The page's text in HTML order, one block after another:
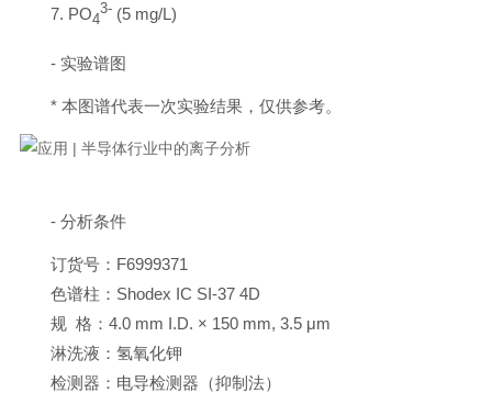
7. PO4
3-(5 mg/L)
- 实验谱图
* 本图谱代表一次实验结果，仅供参考。
- 分析条件
订货号：F6999371
色谱柱：Shodex IC SI-37 4D
规 格：4.0 mm I.D. × 150 mm, 3.5 μm
淋洗液：氢氧化钾
检测器：电导检测器（抑制法）